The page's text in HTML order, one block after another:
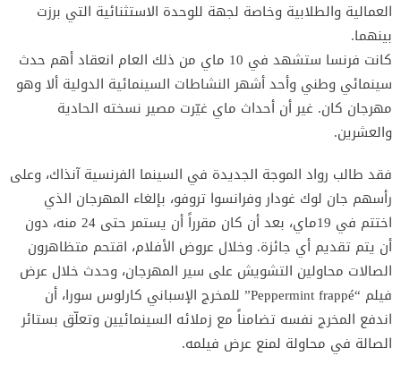
العمالية والطلابية وخاصة لجهة للوحدة الاستثنائية التي برزت
بينهما.
كانت فرنسا ستشهد في 10 ماي من ذلك العام انعقاد أهم حدث
سينمائي وطني وأحد أشهر النشاطات السينمائية الدولية ألا وهو
مهرجان كان. غير أن أحداث ماي غيّرت مصير نسخته الحادية
والعشرين.
فقد طالب رواد الموجة الجديدة في السينما الفرنسية آنذاك، وعلى
رأسهم جان لوك غودار وفرانسوا تروفو، بإلغاء المهرجان الذي
اختتم في 19ماي، بعد أن كان مقرراً أن يستمر حتى 24 منه، دون
أن يتم تقديم أي جائزة. وخلال عروض الأفلام، اقتحم متظاهرون
الصالات محاولين التشويش على سير المهرجان، وحدث خلال عرض
فيلم “Peppermint frappé” للمخرج الإسباني كارلوس سورا، أن
اندفع المخرج نفسه تضامناً مع زملائه السينمائيين وتعلّق بستائر
الصالة في محاولة لمنع عرض فيلمه.